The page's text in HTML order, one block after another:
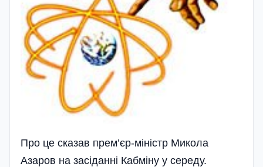
Про це сказав прем’єр-міністр Микола
Азаров на засіданні Кабмі­ну у середу.